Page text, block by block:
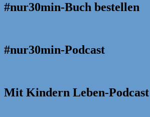
#nur30min-Buch bestellen
#nur30min-Podcast
Mit Kindern Leben-Podcast